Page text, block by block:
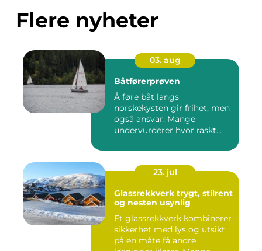
Flere nyheter
03. aug
Båtførerprøven
Å føre båt langs
norskekysten gir frihet, men
også ansvar. Mange
undervurderer hvor raskt
23. jul
Glassrekkverk trygt, stilrent
og nesten usynlig
Et glassrekkverk kombinerer
sikkerhet med lys og utsikt
på en måte få andre